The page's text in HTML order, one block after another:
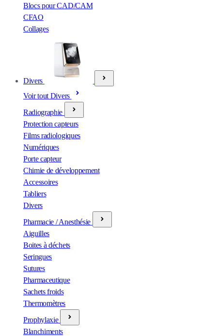
Blocs pour CAD/CAM
CFAO
Collages
Divers
Voir tout Divers
Radiographie
Protection capteurs
Films radiologiques
Numériques
Porte capteur
Chimie de développement
Accessoires
Tabliers
Divers
Pharmacie / Anesthésie
Aiguilles
Boites à déchets
Seringues
Sutures
Pharmaceutique
Sachets froids
Thermomètres
Prophylaxie
Blanchiments